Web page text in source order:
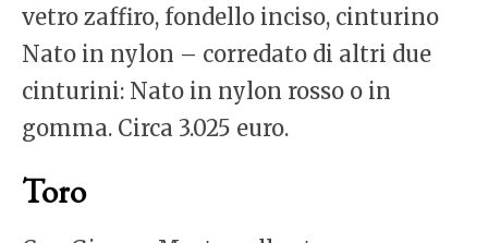
vetro zaffiro, fondello inciso, cinturino
Nato in nylon – corredato di altri due
cinturini: Nato in nylon rosso o in
gomma. Circa 3.025 euro.
Toro